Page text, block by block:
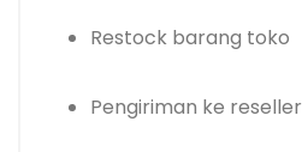
Restock barang toko
Pengiriman ke reseller